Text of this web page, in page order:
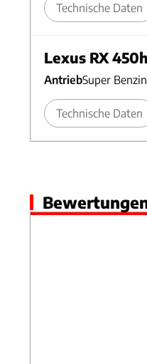
Technische Daten
Lexus RX
AntriebSuper Benzin
Technische Daten